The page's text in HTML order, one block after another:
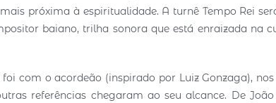
próxima à espiritualidade. A turnê Tempo Rei
baiano, trilha sonora que está enraizada na
com o acordeão (inspirado por Luiz Gonzaga), nos
referências chegaram ao seu alcance. De